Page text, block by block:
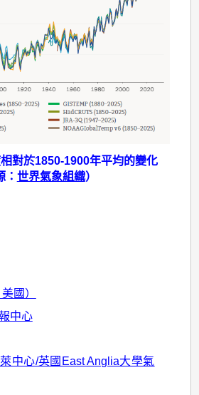
對於1850-1900年平均的變化
： 世界氣象組織）
國）
中心
中心/英國East Anglia大學氣